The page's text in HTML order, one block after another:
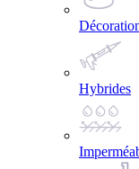
Hybrides